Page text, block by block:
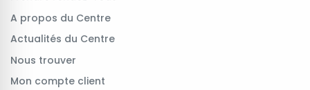
A propos du Centre
Actualités du Centre
Nous trouver
Mon compte client